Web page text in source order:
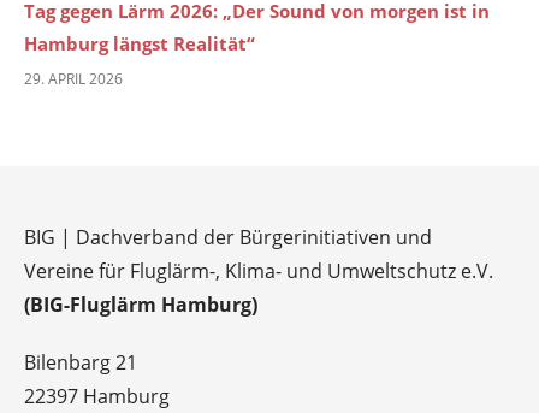
Tag gegen Lärm 2026: „Der Sound von morgen ist in
Hamburg längst Realität“
29. APRIL 2026
BIG | Dachverband der Bürgerinitiativen und
Vereine für Fluglärm-, Klima- und Umweltschutz e.V.
(BIG-Fluglärm Hamburg)
Bilenbarg 21
22397 Hamburg